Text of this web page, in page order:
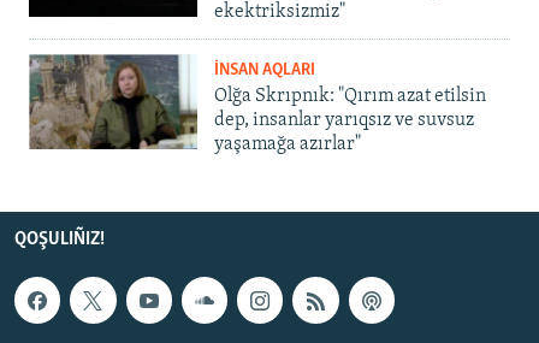
ekektriksizmiz"
İNSAN AQLARI
Olğa Skrıpnık: "Qırım azat etilsin
dep, insanlar yarıqsız ve suvsuz
yaşamağa azırlar"
QOŞULIÑIZ!